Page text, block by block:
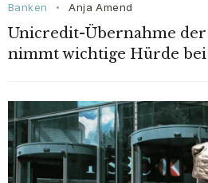
Banken • Anja Amend
Unicredit-Übernahme
nimmt wichtige Hürde